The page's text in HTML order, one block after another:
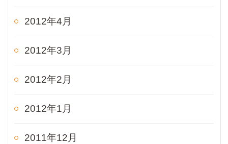
2012年4月
2012年3月
2012年2月
2012年1月
2011年12月